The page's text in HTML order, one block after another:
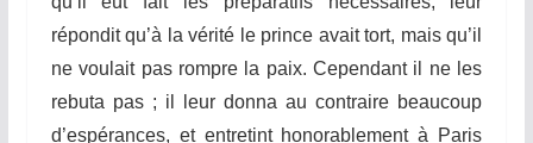
répondit qu’à la vérité le prince avait tort, mais qu’il
ne voulait pas rompre la paix. Cependant il ne les
rebuta pas ; il leur donna au contraire beaucoup
d’espérances, et entretint honorablement à Paris